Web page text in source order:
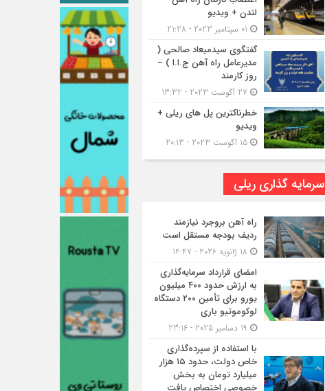
لندن + ویدیو
گفتگوی سیدمیعاد صالحی (
مدیرعامل راه آهن ج.ا.ا ) –
روز کارمند
خطرناکترین پل های ریلی +
ویدیو
سرمایه گذاری ریلی
راه آهن بروجرد نیازمند
ردیف بودجه مستقل است
امضای قرارداد سرمایه‌گذاری
به ارزش حدود ۴۰۰ میلیون
یورو برای تأمین ۲۰۰ دستگاه
لوکوموتیو باری
با استفاده از سپرده‌گذاری
خاص دولت، حدود ۱۵ هزار
میلیارد تومان به بخش
خصوصی اختصاص یافت